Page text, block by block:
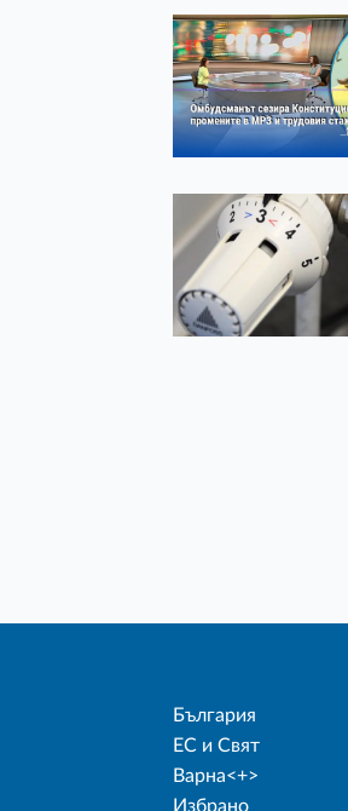
България
ЕС и Свят
Варна<+>
Избрано